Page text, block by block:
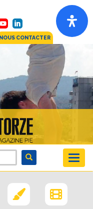
NOUS CONTACTER